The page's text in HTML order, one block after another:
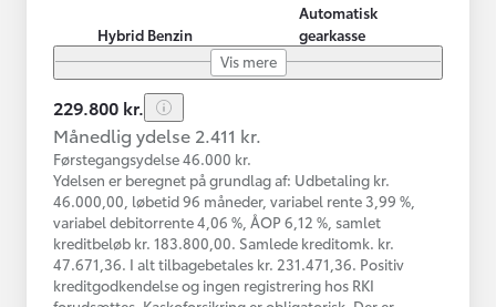
Hybrid Benzin
Automatisk
gearkasse
Vis mere
229.800 kr.
Månedlig ydelse 2.411 kr.
Førstegangsydelse 46.000 kr.
Ydelsen er beregnet på grundlag af: Udbetaling kr.
46.000,00, løbetid 96 måneder, variabel rente 3,99 %,
variabel debitorrente 4,06 %, ÅOP 6,12 %, samlet
kreditbeløb kr. 183.800,00. Samlede kreditomk. kr.
47.671,36. I alt tilbagebetales kr. 231.471,36. Positiv
kreditgodkendelse og ingen registrering hos RKI